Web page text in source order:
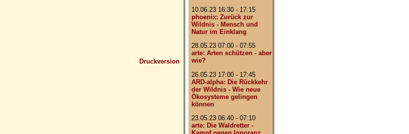
Druckversion
10.06.23 16:30 - 17:15
phoenix: Zurück zur
Wildnis - Mensch und
Natur im Einklang
28.05.23 07:00 - 07:55
arte: Arten schützen - aber
wie?
26.05.23 17:00 - 17:45
ARD-alpha: Die Rückkehr
der Wildnis - Wie neue
Ökosysteme gelingen
können
23.05.23 06:40 - 07:10
arte: Die Waldretter -